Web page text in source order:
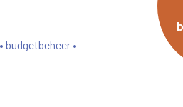
budgetbeheer •